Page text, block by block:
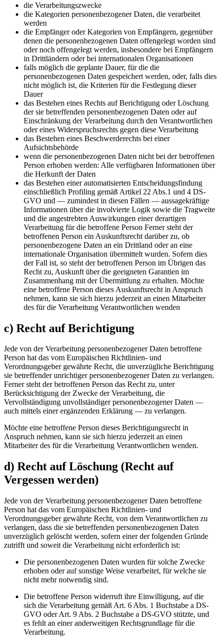
die Verarbeitungszwecke
die Kategorien personenbezogener Daten, die verarbeitet
werden
die Empfänger oder Kategorien von Empfängern, gegenüber
denen die personenbezogenen Daten offengelegt worden sind
oder noch offengelegt werden, insbesondere bei Empfängern
in Drittländern oder bei internationalen Organisationen
falls möglich die geplante Dauer, für die die
personenbezogenen Daten gespeichert werden, oder, falls dies
nicht möglich ist, die Kriterien für die Festlegung dieser
Dauer
das Bestehen eines Rechts auf Berichtigung oder Löschung
der sie betreffenden personenbezogenen Daten oder auf
Einschränkung der Verarbeitung durch den Verantwortlichen
oder eines Widerspruchsrechts gegen diese Verarbeitung
das Bestehen eines Beschwerderechts bei einer
Aufsichtsbehörde
wenn die personenbezogenen Daten nicht bei der betroffenen
Person erhoben werden: Alle verfügbaren Informationen über
die Herkunft der Daten
das Bestehen einer automatisierten Entscheidungsfindung
einschließlich Profiling gemäß Artikel 22 Abs.1 und 4 DS-
GVO und — zumindest in diesen Fällen — aussagekräftige
Informationen über die involvierte Logik sowie die Tragweite
und die angestrebten Auswirkungen einer derartigen
Verarbeitung für die betroffene Person Ferner steht der
betroffenen Person ein Auskunftsrecht darüber zu, ob
personenbezogene Daten an ein Drittland oder an eine
internationale Organisation übermittelt wurden. Sofern dies
der Fall ist, so steht der betroffenen Person im Übrigen das
Recht zu, Auskunft über die geeigneten Garantien im
Zusammenhang mit der Übermittlung zu erhalten. Möchte
eine betroffene Person dieses Auskunftsrecht in Anspruch
nehmen, kann sie sich hierzu jederzeit an einen Mitarbeiter
des für die Verarbeitung Verantwortlichen wenden
c) Recht auf Berichtigung
Jede von der Verarbeitung personenbezogener Daten betroffene
Person hat das vom Europäischen Richtlinien- und
Verordnungsgeber gewährte Recht, die unverzügliche Berichtigung
sie betreffender unrichtiger personenbezogener Daten zu verlangen.
Ferner steht der betroffenen Person das Recht zu, unter
Berücksichtigung der Zwecke der Verarbeitung, die
Vervollständigung unvollständiger personenbezogener Daten —
auch mittels einer ergänzenden Erklärung — zu verlangen.
Möchte eine betroffene Person dieses Berichtigungsrecht in
Anspruch nehmen, kann sie sich hierzu jederzeit an einen
Mitarbeiter des für die Verarbeitung Verantwortlichen wenden.
d) Recht auf Löschung (Recht auf
Vergessen werden)
Jede von der Verarbeitung personenbezogener Daten betroffene
Person hat das vom Europäischen Richtlinien- und
Verordnungsgeber gewährte Recht, von dem Verantwortlichen zu
verlangen, dass die sie betreffenden personenbezogenen Daten
unverzüglich gelöscht werden, sofern einer der folgenden Gründe
zutrifft und soweit die Verarbeitung nicht erforderlich ist:
Die personenbezogenen Daten wurden für solche Zwecke
erhoben oder auf sonstige Weise verarbeitet, für welche sie
nicht mehr notwendig sind.
Die betroffene Person widerruft ihre Einwilligung, auf die
sich die Verarbeitung gemäß Art. 6 Abs. 1 Buchstabe a DS-
GVO oder Art. 9 Abs. 2 Buchstabe a DS-GVO stützte, und
es fehlt an einer anderweitigen Rechtsgrundlage für die
Verarbeitung.